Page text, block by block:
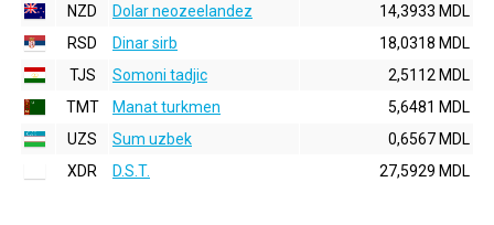
NZD
Dolar neozeelandez
14,3933 MDL
RSD
Dinar sirb
18,0318 MDL
TJS
Somoni tadjic
2,5112 MDL
TMT
Manat turkmen
5,6481 MDL
UZS
Sum uzbek
0,6567 MDL
XDR
D.S.T. 27,5929 MDL